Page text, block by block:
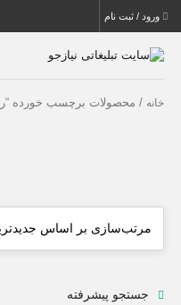
ورود / ثبت نام
خانه / محصولات برچسب خورده
جستجو پیشرفته